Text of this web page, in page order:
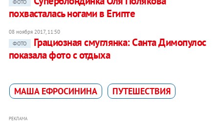
ФОТО
похвасталась ногами в Египте
08 ноября 2017, 11:50
ФОТО
Грациозная смуглянка: Санта Димопулос
показала фото с отдыха
МАША ЕФРОСИНИНА ПУТЕШЕСТВИЯ
РЕКЛАМА